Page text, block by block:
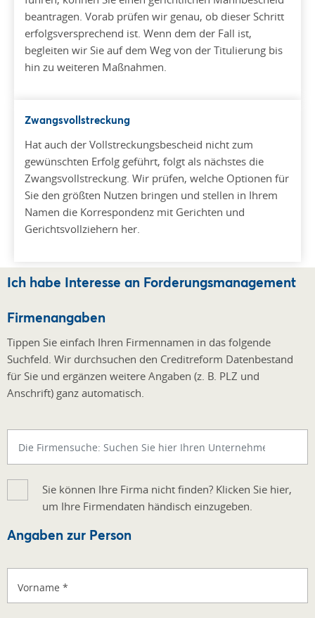
beantragen. Vorab prüfen wir genau, ob dieser Schritt
erfolgsversprechend ist. Wenn dem der Fall ist,
begleiten wir Sie auf dem Weg von der Titulierung bis
hin zu weiteren Maßnahmen.
Zwangsvollstreckung
Hat auch der Vollstreckungsbescheid nicht zum
gewünschten Erfolg geführt, folgt als nächstes die
Zwangsvollstreckung. Wir prüfen, welche Optionen für
Sie den größten Nutzen bringen und stellen in Ihrem
Namen die Korrespondenz mit Gerichten und
Gerichtsvollziehern her.
Ich habe Interesse an Forderungsmanagement
Firmenangaben
Tippen Sie einfach Ihren Firmennamen in das folgende
Suchfeld. Wir durchsuchen den Creditreform Datenbestand
für Sie und ergänzen weitere Angaben (z. B. PLZ und
Anschrift) ganz automatisch.
Sie können Ihre Firma nicht finden? Klicken Sie hier,
um Ihre Firmendaten händisch einzugeben.
Angaben zur Person
Vorname *